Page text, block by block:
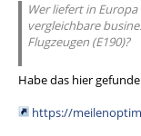
Wer liefert in
vergleichbare
Flugzeugen (E190)?
Habe das hier
https://